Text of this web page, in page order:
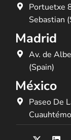
Portuetxe
Sebastian
Madrid
Av. de
(Spain)
México
Paseo De